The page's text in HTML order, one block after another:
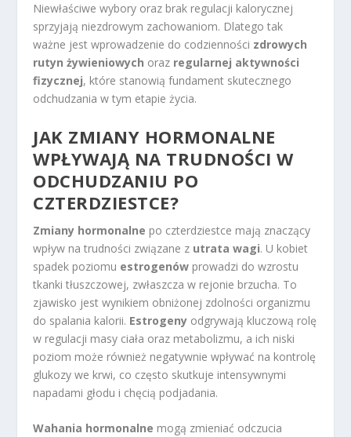
Niewłaściwe wybory oraz brak regulacji kalorycznej
sprzyjają niezdrowym zachowaniom. Dlatego tak
ważne jest wprowadzenie do codzienności zdrowych
rutyn żywieniowych oraz regularnej aktywności
fizycznej, które stanowią fundament skutecznego
odchudzania w tym etapie życia.
JAK ZMIANY HORMONALNE
WPŁYWAJĄ NA TRUDNOŚCI W
ODCHUDZANIU PO
CZTERDZIESTCE?
Zmiany hormonalne po czterdziestce mają znaczący
wpływ na trudności związane z utrata wagi. U kobiet
spadek poziomu estrogenów prowadzi do wzrostu
tkanki tłuszczowej, zwłaszcza w rejonie brzucha. To
zjawisko jest wynikiem obniżonej zdolności organizmu
do spalania kalorii. Estrogeny odgrywają kluczową rolę
w regulacji masy ciała oraz metabolizmu, a ich niski
poziom może również negatywnie wpływać na kontrolę
glukozy we krwi, co często skutkuje intensywnymi
napadami głodu i chęcią podjadania.
Wahania hormonalne mogą zmieniać odczucia